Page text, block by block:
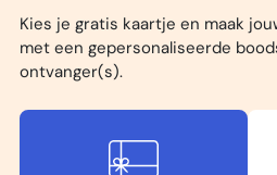
Kies je gratis kaartje en maak
met een gepersonaliseerde
ontvanger(s).